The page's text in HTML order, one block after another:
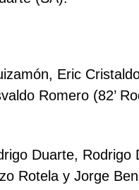
Eric
Romero (82’
Duarte, Rodrigo
Rotela y Jorge